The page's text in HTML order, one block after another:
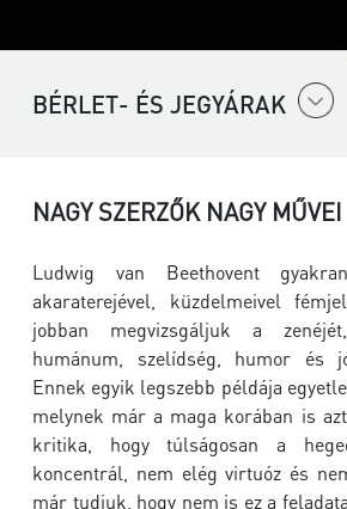
BÉRLET- ÉS JEGYÁRAK
NAGY SZERZŐK NAGY MŰVEI
Ludwig van Beethovent gyakran
akaraterejével, küzdelmeivel
jobban megvizsgáljuk a
humánum, szelídség, humor és
Ennek egyik legszebb példája
melynek már a maga korában is
kritika, hogy túlságosan a
koncentrál, nem elég virtuóz és
már tudjuk, hogy nem is ez a